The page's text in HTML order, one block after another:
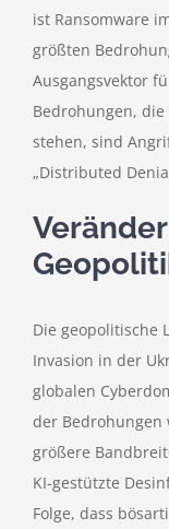
ist Ransomware
größten
Ausgangsvektor
Bedrohungen,
stehen, sind
„Distributed
Die geopolitische
Invasion in der
globalen
der Bedrohungen
größere
KI-gestützte
Folge, dass